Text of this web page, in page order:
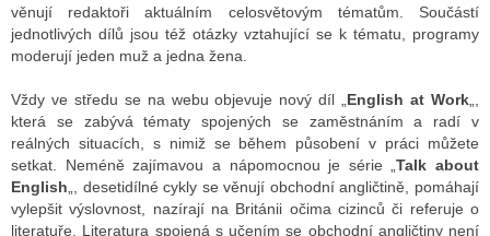
STÁT BLOGEREM
BLOGERA
věnují redaktoři aktuálním celosvětovým tématům. Součástí
jednotlivých dílů jsou též otázky vztahující se k tématu, programy
moderují jeden muž a jedna žena.
Vždy ve středu se na webu objevuje nový díl „ English at Work
která se zabývá tématy spojených se zaměstnáním a radí v
reálných situacích, s nimiž se během působení v práci můžete
setkat. Neméně zajímavou a nápomocnou je série „Talk about
English „, desetidílné cykly se věnují obchodní angličtině, pomáhají
vylepšit výslovnost, nazírají na Británii očima cizinců či referuje o
literatuře. Literatura spojená s učením se obchodní angličtiny není